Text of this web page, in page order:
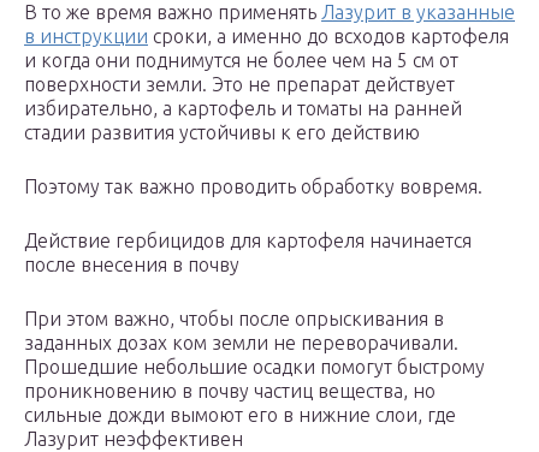
В то же время важно применять Лазурит в указанные
в инструкции сроки, а именно до всходов картофеля
и когда они поднимутся не более чем на 5 см от
поверхности земли. Это не препарат действует
избирательно, а картофель и томаты на ранней
стадии развития устойчивы к его действию
Поэтому так важно проводить обработку вовремя.
Действие гербицидов для картофеля начинается
после внесения в почву
При этом важно, чтобы после опрыскивания в
заданных дозах ком земли не переворачивали.
Прошедшие небольшие осадки помогут быстрому
проникновению в почву частиц вещества, но
сильные дожди вымоют его в нижние слои, где
Лазурит неэффективен